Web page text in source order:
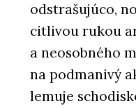
odstrašujúco,
citlivou rukou
a neosobného
na podmanivý
lemuje